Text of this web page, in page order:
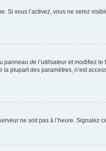
. Si vous l’activez, vous ne serez
panneau de l’utilisateuret modifiez le
plupart des paramètres, n’est
ne soit pas à l’heure. Signalez